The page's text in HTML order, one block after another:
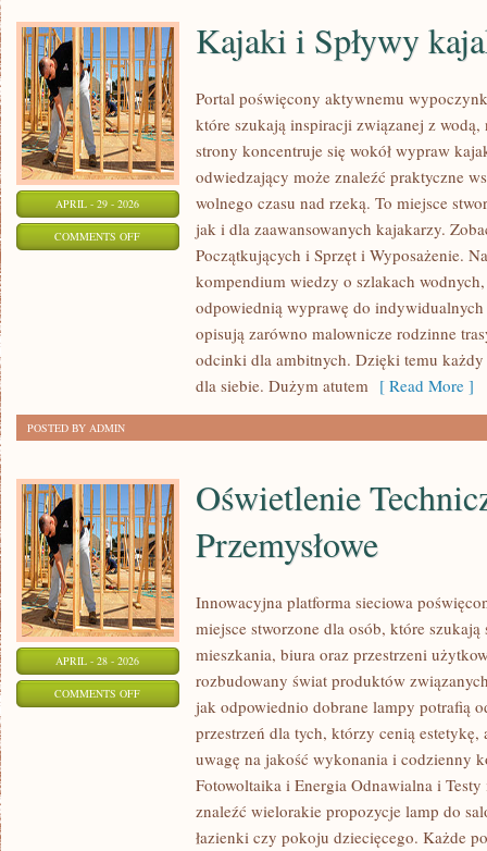
APRIL - 29 - 2026
COMMENTS OFFON
Kajaki i Spływy
Portal poświęcony aktywnemu
które szukają inspiracji związanej z
strony koncentruje się wokół wypraw
odwiedzający może znaleźć praktyczne
wolnego czasu nad rzeką. To miejsce
jak i dla zaawansowanych kajakarzy.
Początkujących i Sprzęt i Wyposażenie.
kompendium wiedzy o szlakach
odpowiednią wyprawę do
opisują zarówno malownicze rodzinne
odcinki dla ambitnych. Dzięki temu
dla siebie. Dużym atutem [ Read More ]
POSTED BY ADMIN
APRIL - 28 - 2026
COMMENTS OFFON
OŚWIETLENIE
TECHNICZNE
Oświetlenie
Przemysłowe
Innowacyjna platforma sieciowa
miejsce stworzone dla osób, które
mieszkania, biura oraz przestrzeni
rozbudowany świat produktów
jak odpowiednio dobrane lampy potrafią
przestrzeń dla tych, którzy cenią estetykę,
uwagę na jakość wykonania i codzienny
Fotowoltaika i Energia Odnawialna i
znaleźć wielorakie propozycje lamp do
łazienki czy pokoju dziecięcego. Każde